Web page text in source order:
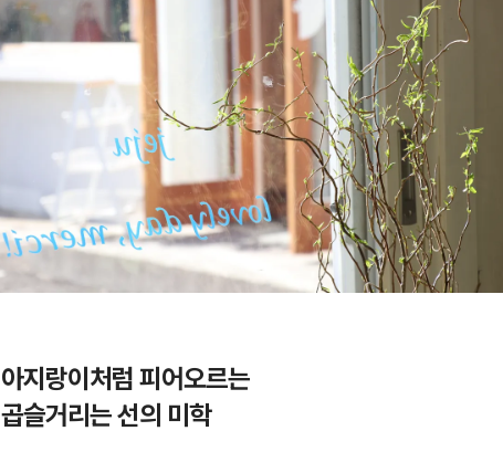
아지랑이처럼 피어오르는
곱슬거리는 선의 미학